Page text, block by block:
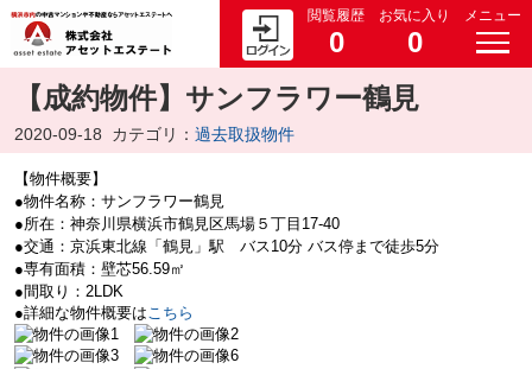
閲覧履歴
0
お気に入り
0
メニュー
【成約物件】サンフラワー鶴見
2020-09-18 カテゴリ： 過去取扱物件
【物件概要】
●物件名称：サンフラワー鶴見
●所在：神奈川県横浜市鶴見区馬場５丁目17-40
●交通：京浜東北線「鶴見」駅 バス10分 バス停まで徒歩5分
●専有面積：壁芯56.59㎡
●間取り：2LDK
●詳細な物件概要はこちら